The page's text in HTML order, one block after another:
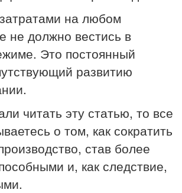
на любом
не должно вестись в
Это постоянный
развитию
читать эту статью, то все
о том, как сократить
став более
и, как следствие,